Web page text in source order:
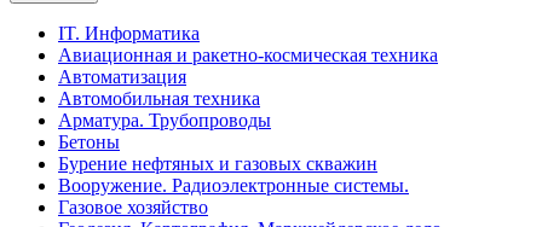
IT. Информатика
Авиационная и ракетно-космическая техника
Автоматизация
Автомобильная техника
Арматура. Трубопроводы
Бетоны
Бурение нефтяных и газовых скважин
Вооружение. Радиоэлектронные системы.
Газовое хозяйство